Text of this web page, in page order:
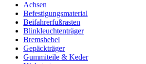
Achsen
Befestigungsmaterial
Beifahrerfußrasten
Blinkleuchtenträger
Bremshebel
Gepäckträger
Gummiteile & Keder